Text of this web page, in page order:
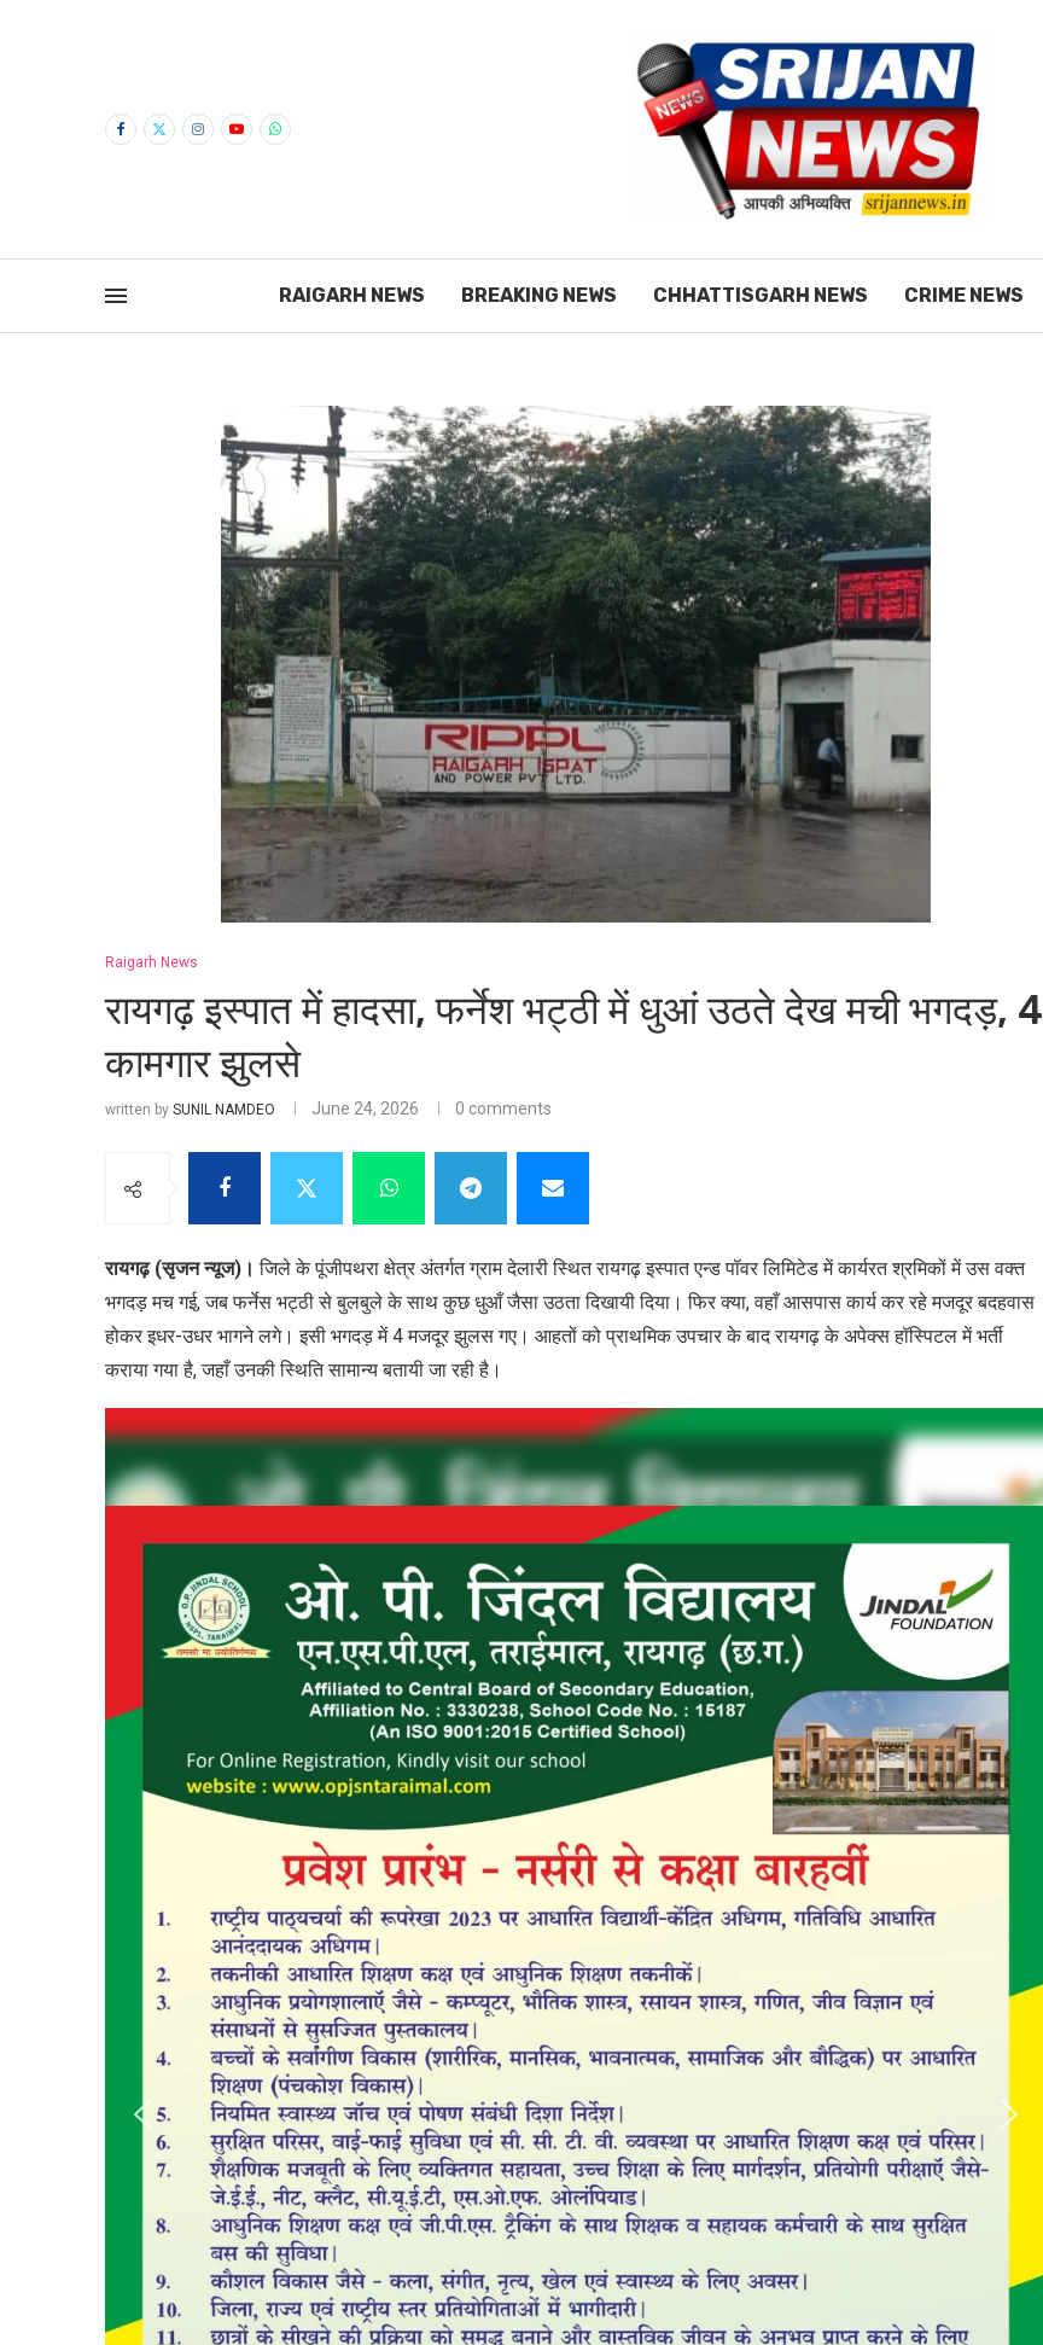
RAIGARH NEWS BREAKING NEWS CHHATTISGARH NEWS CRIME NEWS
Raigarh News
रायगढ़ इस्पात में हादसा, फर्नेश भट्ठी में धुआं उठते देख मची भगदड़, 4
कामगार झुलसे
written by SUNIL NAMDEO June 24, 2026 0 comments
रायगढ़ (सृजन न्यूज)। जिले के पूंजीपथरा क्षेत्र अंतर्गत ग्राम देलारी स्थित रायगढ़ इस्पात एन्ड पॉवर लिमिटेड में कार्यरत श्रमिकों में उस वक्त
भगदड़ मच गई, जब फर्नेस भट्ठी से बुलबुले के साथ कुछ धुआँ जैसा उठता दिखायी दिया। फिर क्या, वहाँ आसपास कार्य कर रहे मजदूर बदहवास
होकर इधर-उधर भागने लगे। इसी भगदड़ में 4 मजदूर झुलस गए। आहतों को प्राथमिक उपचार के बाद रायगढ़ के अपेक्स हॉस्पिटल में भर्ती
कराया गया है, जहाँ उनकी स्थिति सामान्य बतायी जा रही है।